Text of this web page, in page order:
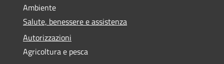
Ambiente
Salute, benessere e assistenza
Autorizzazioni
Agricoltura e pesca